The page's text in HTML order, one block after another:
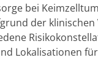
bei
der
Lokalisationen